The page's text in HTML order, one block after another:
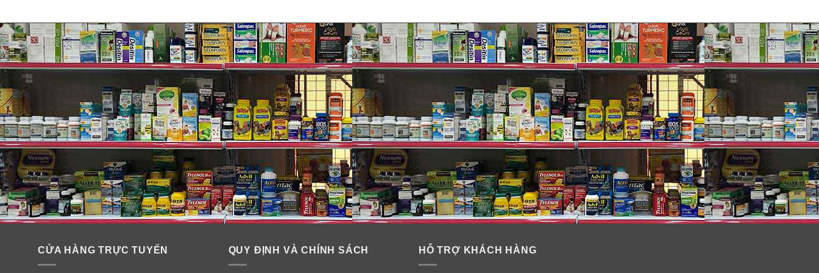
Cách dùng kẹo ngậm cai thu.ốc Nicorette Lozenge Ice Mint
Chỉ ngậm cho kẹo tan dần, không nên nhai ngay hoặc nuốt sẽ làm giảm tác dụng của kẹo.
– Tuần 1- tuần 6, ngậm 1 viên mỗi 1-2 tiếng.
– Tuần 10- tuần 12, ngậm 1 viên mỗi 4-8 tiếng.
CỬA HÀNG TRỰC TUYẾN QUY ĐỊNH VÀ CHÍNH SÁCH HỖ TRỢ KHÁCH HÀNG